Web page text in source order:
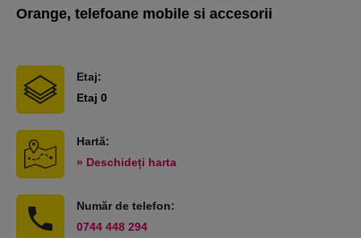
Orange, telefoane mobile si accesorii
Etaj:
Etaj 0
Hartă:
» Deschideți harta
Număr de telefon:
0744 448 294